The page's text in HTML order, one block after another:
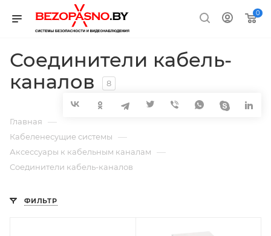
0
Соединители кабель-
каналов
8
Главная —
Кабеленесущие системы —
Аксессуары к кабельным каналам —
Соединители кабель-каналов
ФИЛЬТР